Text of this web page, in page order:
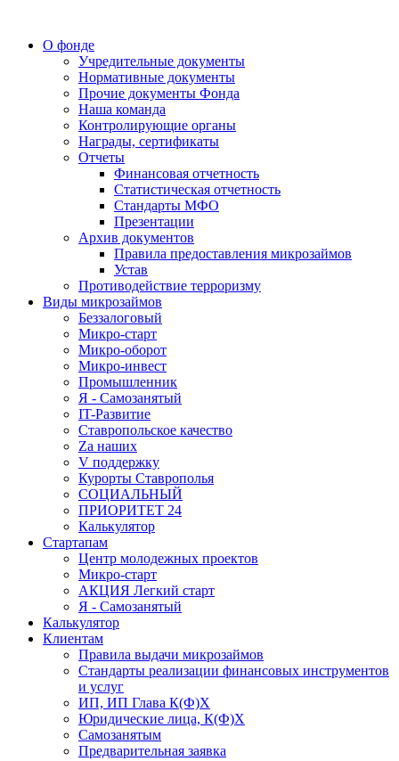
О фонде
Учредительные документы
Нормативные документы
Прочие документы Фонда
Наша команда
Контролирующие органы
Награды, сертификаты
Отчеты
Финансовая отчетность
Статистическая отчетность
Стандарты МФО
Презентации
Архив документов
Правила предоставления микрозаймов
Устав
Противодействие терроризму
Виды микрозаймов
Беззалоговый
Микро-старт
Микро-оборот
Микро-инвест
Промышленник
Я - Самозанятый
IT-Развитие
Ставропольское качество
Za наших
V поддержку
Курорты Ставрополья
СОЦИАЛЬНЫЙ
ПРИОРИТЕТ 24
Калькулятор
Стартапам
Центр молодежных проектов
Микро-старт
АКЦИЯ Легкий старт
Я - Самозанятый
Калькулятор
Клиентам
Правила выдачи микрозаймов
Стандарты реализации финансовых инструментов
и услуг
ИП, ИП Глава К(Ф)Х
Юридические лица, К(Ф)Х
Самозанятым
Предварительная заявка